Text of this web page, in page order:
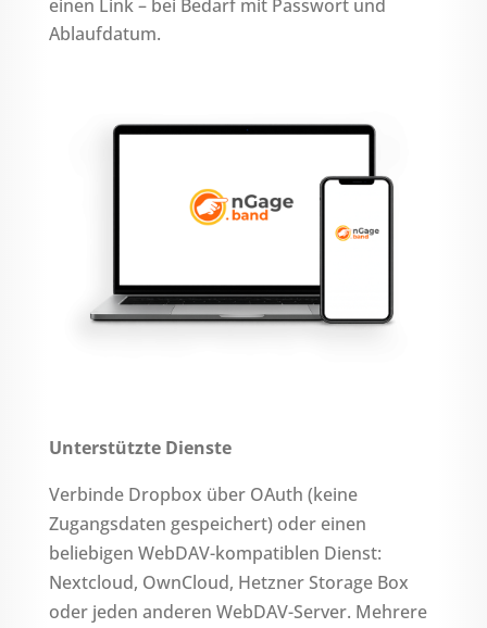
einen Link – bei Bedarf mit Passwort und
Ablaufdatum.
Unterstützte Dienste
Verbinde Dropbox über OAuth (keine
Zugangsdaten gespeichert) oder einen
beliebigen WebDAV-kompatiblen Dienst:
Nextcloud, OwnCloud, Hetzner Storage Box
oder jeden anderen WebDAV-Server. Mehrere